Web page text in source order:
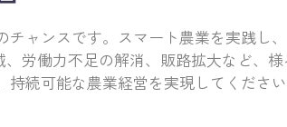
ャンスです。スマート農業を実践し
労働力不足の解消、販路拡大など、様
続可能な農業経営を実現してください